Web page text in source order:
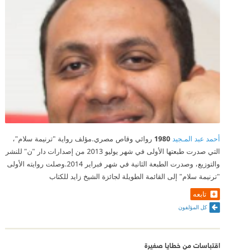
أحمد عبد المـجيد 1980 روائي وقاص مصري.مؤلف رواية "ترنيمة سلام"،
التي صدرت طبعتها الأولى في شهر يوليو 2013 من إصدارات دار "ن" للنشر
والتوزيع، وصدرت الطبعة الثانية في شهر فبراير 2014.وصلت روايته الأولى
"ترنيمة سلام" إلى القائمة الطويلة لجائزة الشيخ زايد للكتاب
تابعه
كل المؤلفون
اقتباسات من خطايا صغيرة